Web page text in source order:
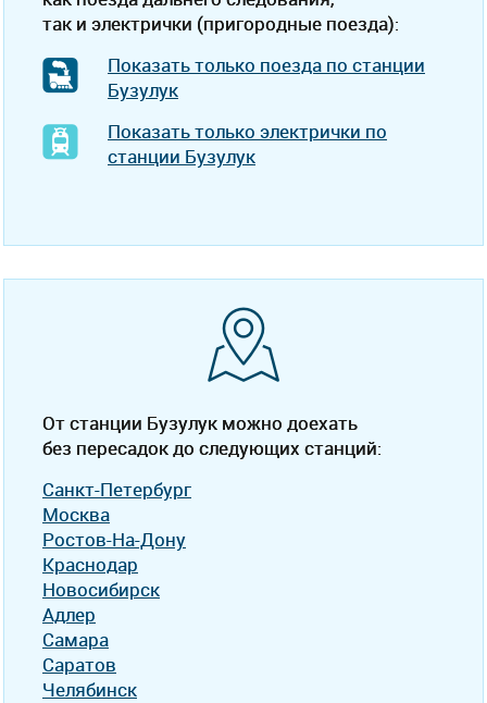
так и электрички (пригородные поезда):
Показать только поезда по станции
Бузулук
Показать только электрички по
станции Бузулук
От станции Бузулук можно доехать
без пересадок до следующих станций:
Санкт-Петербург
Москва
Ростов-На-Дону
Краснодар
Новосибирск
Адлер
Самара
Саратов
Челябинск